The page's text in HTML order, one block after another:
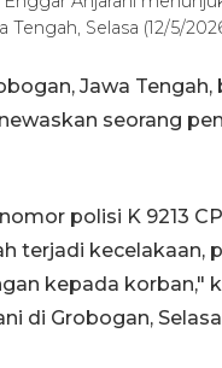
Selasa (12/5/
Jawa
seorang
polisi K 9213
terjadi kecelakaan,
kepada korban,"
di Grobogan,